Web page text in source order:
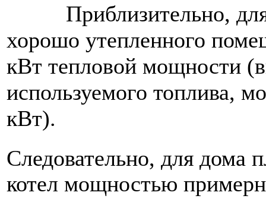
Приблизительно, для
хорошо утепленного
кВт тепловой мощности
используемого топлива,
кВт).
Следовательно, для дома
котел мощностью